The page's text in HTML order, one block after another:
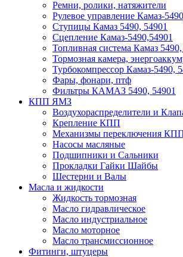
Ремни, ролики, натяжители
Рулевое управление Камаз-
Ступицы Камаз 5490, 54901
Сцепление Камаз-5490,54901
Топливная система Камаз 5490,
Тормозная камера,
Турбокомпрессор Камаз-5490,
Фары, фонари, птф
Фильтры КАМАЗ 5490, 54901
КПП ЯМЗ
Воздухораспределители и
Крепление КПП
Механизмы переключения
Насосы масляные
Подшипники и Сальники
Прокладки Гайки Шайбы
Шестерни и Валы
Масла и жидкости
Жидкость тормозная
Масло гидравлическое
Масло индустриальное
Масло моторное
Масло трансмиссионное
Фитинги, штуцеры